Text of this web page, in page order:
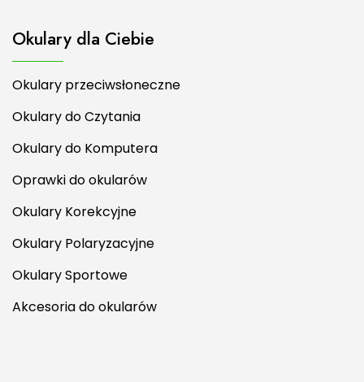
Okulary dla Ciebie
Okulary przeciwsłoneczne
Okulary do Czytania
Okulary do Komputera
Oprawki do okularów
Okulary Korekcyjne
Okulary Polaryzacyjne
Okulary Sportowe
Akcesoria do okularów